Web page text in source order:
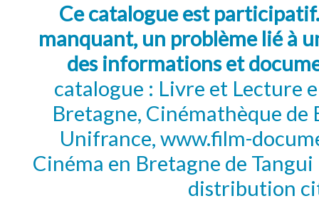
Ce catalogue est
manquant, un problème lié à
des informations et
catalogue : Livre et Lecture
Bretagne, Cinémathèque de
Unifrance, www.film-
Cinéma en Bretagne de
distribution